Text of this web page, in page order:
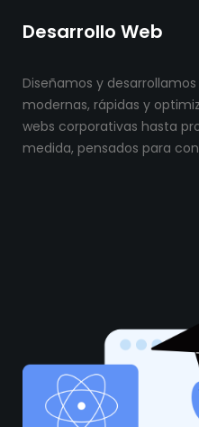
Desarrollo Web
Diseñamos y
modernas, rápidas y
webs corporativas hasta
medida, pensados para